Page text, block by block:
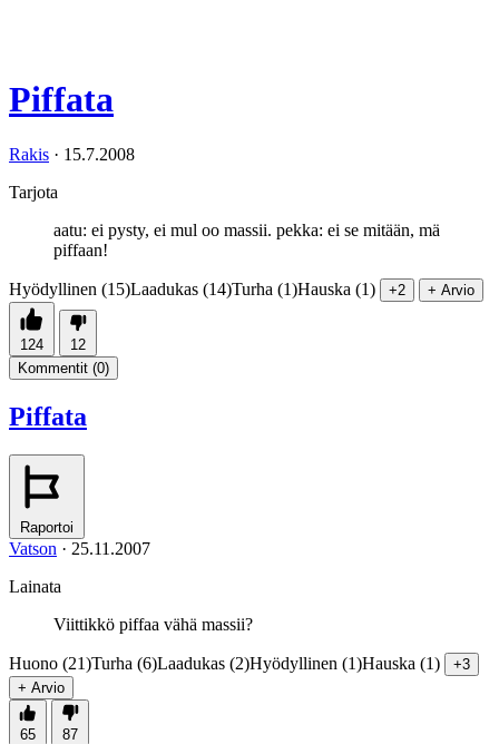
Piffata
Rakis · 15.7.2008
Tarjota
aatu: ei pysty, ei mul oo massii. pekka: ei se mitään, mä
piffaan!
Hyödyllinen (15)Laadukas (14)Turha (1)Hauska (1) +2 + Arvio
124
12
Kommentit (0)
Piffata
Raportoi
Vatson · 25.11.2007
Lainata
Viittikkö piffaa vähä massii?
Huono (21)Turha (6)Laadukas (2)Hyödyllinen (1)Hauska (1)
+3
+ Arvio
65 87